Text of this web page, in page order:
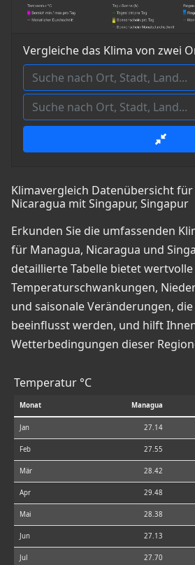
Vergleiche das Klima von zwei
Klimavergleich Datenübersicht
Nicaragua mit Singapur, Singapur
Erkunden Sie die umfassenden
für Managua, Nicaragua und
detaillierte Tabelle bietet wertvolle
Temperaturschwankungen,
und saisonale Veränderungen,
beeinflusst werden, und hilft
Wetterbedingungen dieser
Temperatur °C
Monat Managua
Jan 27.14
Feb 27.55
Mär 28.42
Apr 29.48
Mai 28.38
Jun 27.13
Jul 27.70